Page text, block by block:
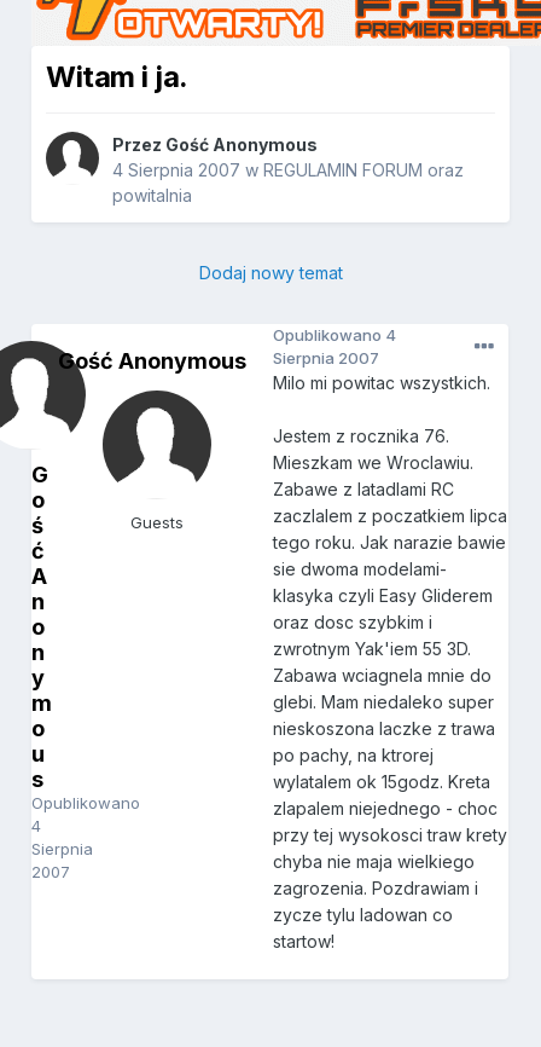
Witam i ja.
Przez Gość Anonymous
4 Sierpnia 2007 wREGULAMIN FORUM oraz
powitalnia
Dodaj nowy temat
G
o
ś
ć
A
n
o
n
y
m
o
u
s
Opublikowano
4
Sierpnia
2007
Gość Anonymous
Guests
Opublikowano 4
Sierpnia 2007
Milo mi powitac wszystkich.
Jestem z rocznika 76.
Mieszkam we Wroclawiu.
Zabawe z latadlami RC
zaczlalem z poczatkiem lipca
tego roku. Jak narazie bawie
sie dwoma modelami-
klasyka czyli Easy Gliderem
oraz dosc szybkim i
zwrotnym Yak'iem 55 3D.
Zabawa wciagnela mnie do
glebi. Mam niedaleko super
nieskoszona laczke z trawa
po pachy, na ktrorej
wylatalem ok 15godz. Kreta
zlapalem niejednego - choc
przy tej wysokosci traw krety
chyba nie maja wielkiego
zagrozenia. Pozdrawiam i
zycze tylu ladowan co
startow!